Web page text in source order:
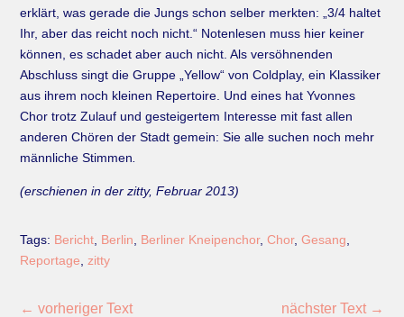
erklärt, was gerade die Jungs schon selber merkten: „3/4 haltet
Ihr, aber das reicht noch nicht.“ Notenlesen muss hier keiner
können, es schadet aber auch nicht. Als versöhnenden
Abschluss singt die Gruppe „Yellow“ von Coldplay, ein Klassiker
aus ihrem noch kleinen Repertoire. Und eines hat Yvonnes
Chor trotz Zulauf und gesteigertem Interesse mit fast allen
anderen Chören der Stadt gemein: Sie alle suchen noch mehr
männliche Stimmen
(erschienen in der zitty, Februar 2013)
Tags: Bericht Berlin Berliner Kneipenchor,Chor,Gesang
Reportage
zitty
←vorheriger Text nächster Text→